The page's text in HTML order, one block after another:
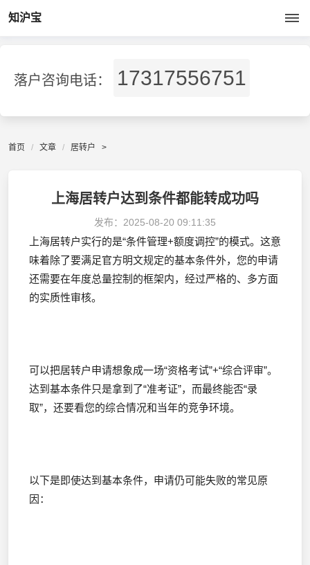
知沪宝
落户咨询电话： 17317556751
首页 文章 居转户 >
上海居转户达到条件都能转成功吗
发布： 2025-08-20 09:11:35
上海居转户实行的是“条件管理+额度调控”的模式。这意
味着除了要满足官方明文规定的基本条件外，您的申请
还需要在年度总量控制的框架内，经过严格的、多方面
的实质性审核。
可以把居转户申请想象成一场“资格考试”+“综合评审”。
达到基本条件只是拿到了“准考证”，而最终能否“录
取”，还要看您的综合情况和当年的竞争环境。
以下是即使达到基本条件，申请仍可能失败的常见原
因：